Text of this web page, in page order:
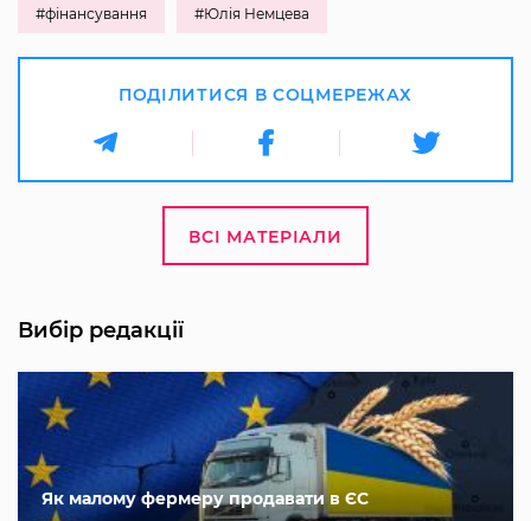
#фінансування #Юлія Немцева
ПОДІЛИТИСЯ В СОЦМЕРЕЖАХ
ВСІ МАТЕРІАЛИ
Вибір редакції
Як малому фермеру продавати в ЄС